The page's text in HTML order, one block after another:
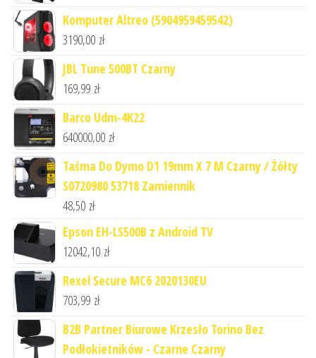
Komputer Altreo (5904959459542)
3190,00 zł
JBL Tune 500BT Czarny
169,99 zł
Barco Udm-4K22
640000,00 zł
Taśma Do Dymo D1 19mm X 7 M Czarny / Żółty
S0720980 53718 Zamiennik
48,50 zł
Epson EH-LS500B z Android TV
12042,10 zł
Rexel Secure MC6 2020130EU
703,99 zł
B2B Partner Biurowe Krzesło Torino Bez
Podłokietników - Czarne Czarny